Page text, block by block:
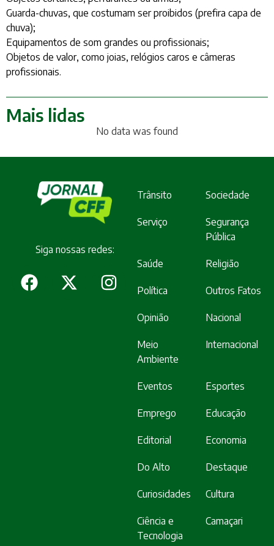
Guarda-chuvas, que costumam ser proibidos (prefira capa de
chuva);
Equipamentos de som grandes ou profissionais;
Objetos de valor, como joias, relógios caros e câmeras
profissionais.
Mais lidas
No data was found
Siga nossas redes:
Trânsito Sociedade
Serviço
Segurança
Pública
Saúde Religião
Política Outros Fatos
Opinião Nacional
Meio
Ambiente
Internacional
Eventos Esportes
Emprego Educação
Editorial Economia
Do Alto Destaque
Curiosidades Cultura
Ciência e
Tecnologia
Camaçari